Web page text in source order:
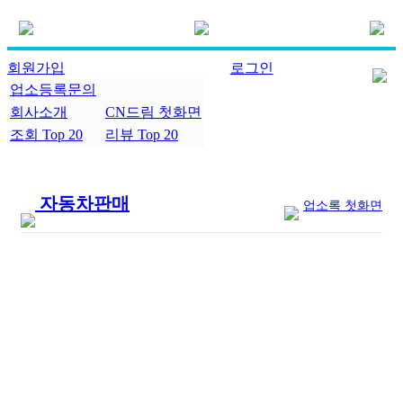
회원가입
로그인
업소등록문의
회사소개
CN드림 첫화면
조회 Top 20
리뷰 Top 20
자동차판매 업소록 첫화면